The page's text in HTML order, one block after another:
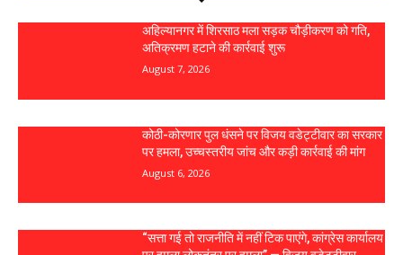
अहिल्यानगर में शिरसाठ मला सड़क चौड़ीकरण को गति,
अतिक्रमण हटाने की कार्रवाई शुरू
August 7, 2026
कोठी-कोरणार पुल धंसने पर विजय वडेट्टीवार का सरकार
पर हमला, उच्चस्तरीय जांच और कड़ी कार्रवाई की मांग
August 6, 2026
“सत्ता गई तो राजनीति में नहीं टिक पाएंगे, कांग्रेस कार्यालय